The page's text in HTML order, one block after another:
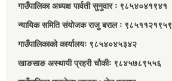
गाउँपालिका अध्यक्ष पार्वती सुनुवार ः ९८५४०४१९४१
न्यायिक समिति संयोजक राजु बराल ः ९८५११२१९५९
गाउँपालिकाको कार्यालयः ९८५४०४५३४२
खाङसाङ अस्थायी प्रहरी चौकीः ९८४५७८९५५६